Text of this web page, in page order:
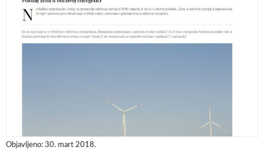
Objavljeno: 30. mart 2018.